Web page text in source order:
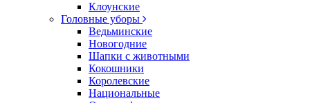
Клоунские
Головные уборы
Ведьминские
Новогодние
Шапки с животными
Кокошники
Королевские
Национальные